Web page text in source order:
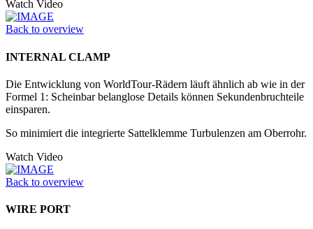
Watch Video
Back to overview
INTERNAL CLAMP
Die Entwicklung von WorldTour-Rädern läuft ähnlich ab wie in der
Formel 1: Scheinbar belanglose Details können Sekundenbruchteile
einsparen.
So minimiert die integrierte Sattelklemme Turbulenzen am Oberrohr.
Watch Video
Back to overview
WIRE PORT